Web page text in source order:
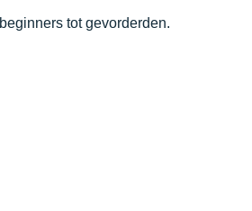
tot gevorderden.